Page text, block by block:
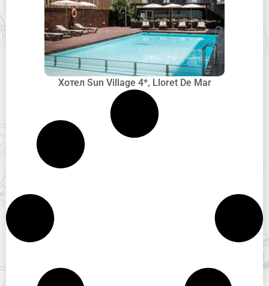
Хотел Sun Village 4*, Lloret De Mar